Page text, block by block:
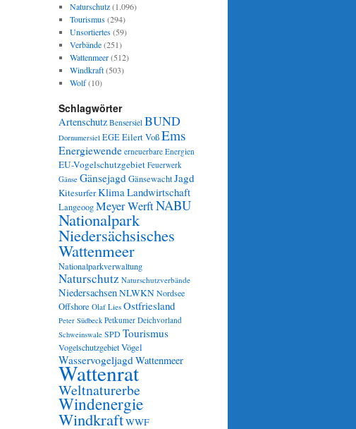
Naturschutz(1.096)
Tourismus(294)
Unsortiertes(59)
Verbände(251)
Wattenmeer(512)
Windkraft(503)
Wolf(10)
Schlagwörter
Artenschutz Bensersiel BUND
Dornumersiel EGEEilert VoßEms
Energiewende erneuerbare Energien
EU-Vogelschutzgebiet Feuerwerk
Gänse GänsejagdGänsewachtJagd
KitesurferKlimaLandwirtschaft
LangeoogMeyer WerftNABU
Nationalpark
Niedersächsisches
Wattenmeer
Nationalparkverwaltung
Naturschutz Naturschutzverbände
NiedersachsenNLWKNNordsee
Offshore Olaf Lies Ostfriesland
Peter Südbeck Petkumer Deichvorland
Schweinswale SPDTourismus
VogelschutzgebietVögel
WasservogeljagdWattenmeer
Wattenrat
Weltnaturerbe
Windenergie
WindkraftWWF